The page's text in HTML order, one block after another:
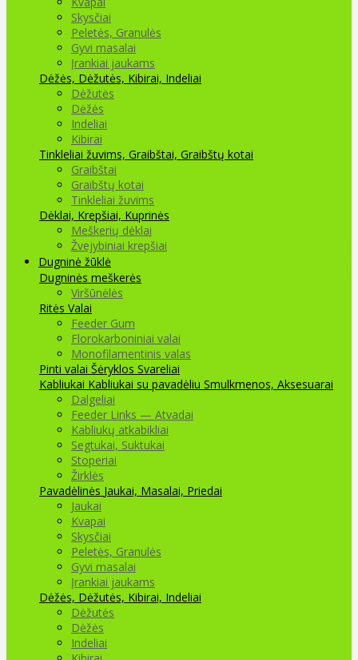
Skysčiai
Peletės, Granulės
Gyvi masalai
Įrankiai jaukams
Dėžės, Dėžutės, Kibirai, Indeliai
Dėžutės
Dėžės
Indeliai
Kibirai
Tinkleliai žuvims, Graibštai, Graibštų kotai
Graibštai
Graibštų kotai
Tinkleliai žuvims
Dėklai, Krepšiai, Kuprinės
Meškerių dėklai
Žvejybiniai krepšiai
Dugninė žūklė
Dugninės meškerės
Viršūnėlės
Ritės Valai
Feeder Gum
Florokarboniniai valai
Monofilamentinis valas
Pinti valai Šėryklos Svareliai
Kabliukai Kabliukai su pavadėliu Smulkmenos, Aksesuarai
Dalgeliai
Feeder Links — Atvadai
Kabliukų atkabikliai
Segtukai, Suktukai
Stoperiai
Žirklės
Pavadėlinės Jaukai, Masalai, Priedai
Jaukai
Kvapai
Skysčiai
Peletės, Granulės
Gyvi masalai
Įrankiai jaukams
Dėžės, Dėžutės, Kibirai, Indeliai
Dėžutės
Dėžės
Indeliai